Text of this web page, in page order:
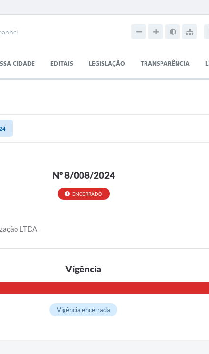
CIDADE EDITAIS LEGISLAÇÃO TRANSPARÊNCIA
Nº 8/008/2024
ENCERRADO
LTDA
Vigência
Vigência encerrada